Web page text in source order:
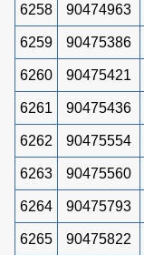
6258 90474963
6259 90475386
6260 90475421
6261 90475436
6262 90475554
6263 90475560
6264 90475793
6265 90475822